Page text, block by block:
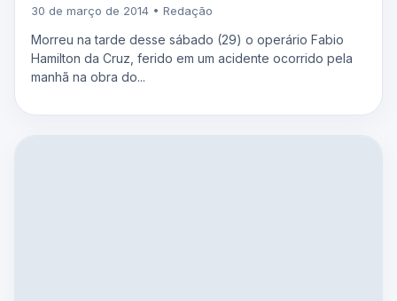
30 de março de 2014 • Redação
Morreu na tarde desse sábado (29) o operário Fabio
Hamilton da Cruz, ferido em um acidente ocorrido pela
manhã na obra do...